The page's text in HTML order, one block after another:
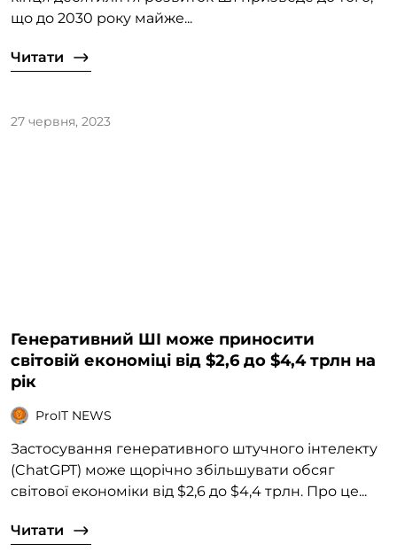
що до 2030 року майже...
Читати
27 червня, 2023
Генеративний ШІ може приносити
світовій економіці від $2,6 до $4,4 трлн на
рік
ProIT NEWS
Застосування генеративного штучного інтелекту
(ChatGPT) може щорічно збільшувати обсяг
світової економіки від $2,6 до $4,4 трлн. Про це...
Читати